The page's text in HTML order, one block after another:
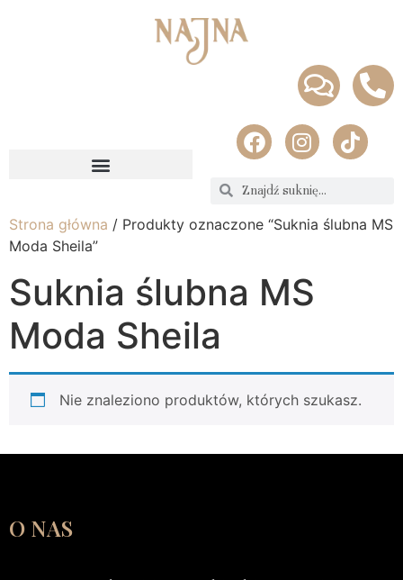
Strona główna / Produkty oznaczone “Suknia ślubna MS
Moda Sheila”
Suknia ślubna MS
Moda Sheila
Nie znaleziono produktów, których szukasz.
O NAS